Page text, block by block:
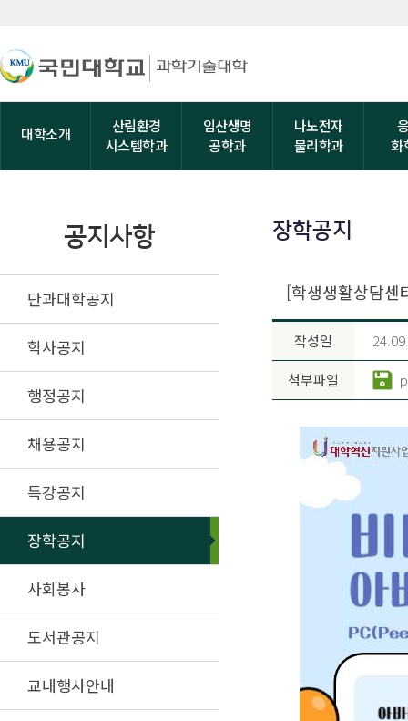
대학소개
산림환경
시스템학과
임산생명
공학과
나노전자
물리학과
화
공지사항
단과대학공지
학사공지
행정공지
채용공지
특강공지
장학공지
사회봉사
도서관공지
교내행사안내
장학공지
[학생생활상담센
작성일
첨부파일